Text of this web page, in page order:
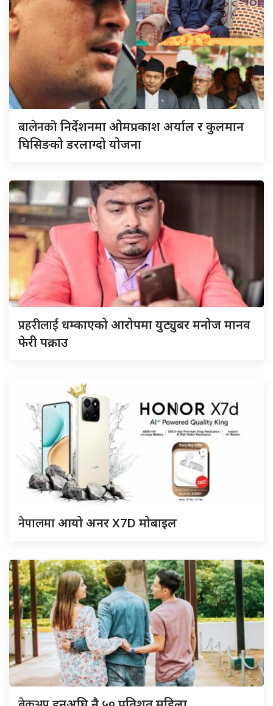
बालेनकोनिर्देशनमा ओमप्रकाश अर्याल र कुलमान
घिसिङको डरलाग्दो योजना
प्रहरीलाई धम्काएको आरोपमा युट्युबर मनोज मानव
फेरी पक्राउ
नेपालमाआयो अनर X7D मोबाइल